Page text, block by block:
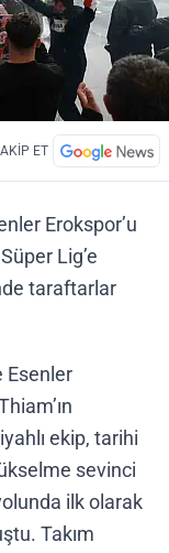
ET
Erokspor’u
Lig’e
taraftarlar
Esenler
ekip, tarihi
sevinci
ilk olarak
Takım